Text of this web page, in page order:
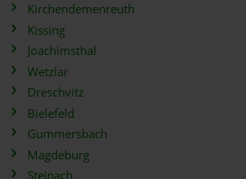
Kirchendemenreuth
Kissing
Joachimsthal
Wetzlar
Dreschvitz
Bielefeld
Gummersbach
Magdeburg
Steinach